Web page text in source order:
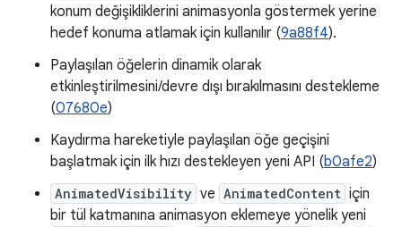
konum değişikliklerini animasyonla göstermek yerine
hedef konuma atlamak için kullanılır (9a88f4).
Paylaşılan öğelerin dinamik olarak
etkinleştirilmesini/devre dışı bırakılmasını destekleme
(07680e)
Kaydırma hareketiyle paylaşılan öğe geçişini
başlatmak için ilk hızı destekleyen yeni API (b0afe2)
AnimatedVisibility ve AnimatedContent için
bir tül katmanına animasyon eklemeye yönelik yeni